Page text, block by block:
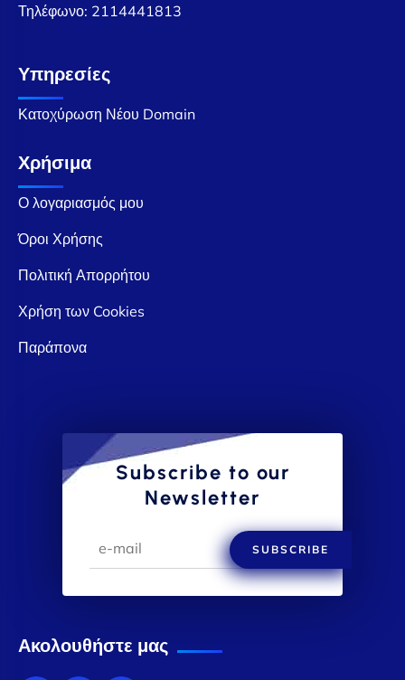
Τηλέφωνο: 2114441813
Υπηρεσίες
Κατοχύρωση Νέου Domain
Χρήσιμα
Ο λογαριασμός μου
Όροι Χρήσης
Πολιτική Απορρήτου
Χρήση των Cookies
Παράπονα
Subscribe to our
Newsletter
SUBSCRIBE
Ακολουθήστε μας